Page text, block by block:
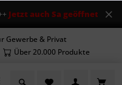
auch Sa geöffnet+++ Mo-
Gewerbe & Privat
Über 20.000 Produkte